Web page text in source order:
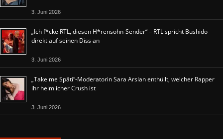
3. Juni 2026
„Ich f*cke RTL, diesen H*rensohn-Sender“ – RTL spricht Bushido
direkt auf seinen Diss an
3. Juni 2026
„Take me Späti“-Moderatorin Sara Arslan enthüllt, welcher Rapper
ihr heimlicher Crush ist
3. Juni 2026